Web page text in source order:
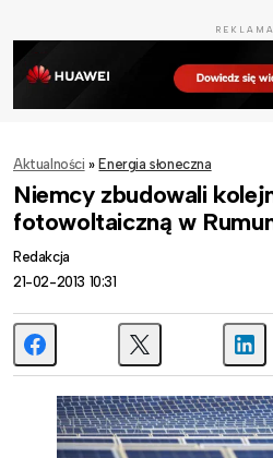
REKLAMA
Aktualności » Energia słoneczna
Niemcy zbudowali
fotowoltaiczną w
Redakcja
21-02-2013 10:31